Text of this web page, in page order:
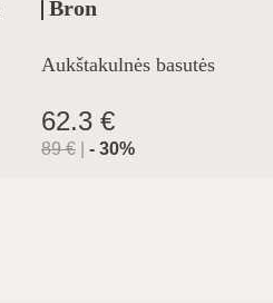
Bron
Aukštakulnės basutės
62.3 €
89€ - 30%